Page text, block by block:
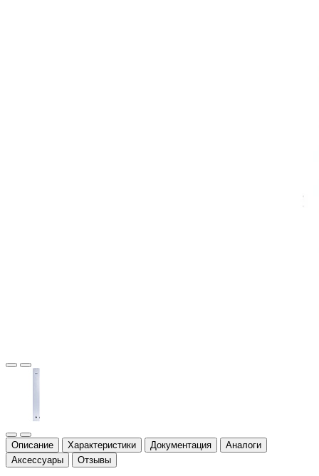
Описание Характеристики Документация
Аналоги
Аксессуары
Отзывы